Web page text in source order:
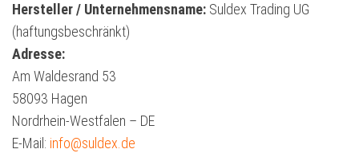
Hersteller / Unternehmensname: Suldex Trading UG
(haftungsbeschränkt)
Adresse:
Am Waldesrand 53
58093 Hagen
Nordrhein-Westfalen – DE
E-Mail: info@suldex.de